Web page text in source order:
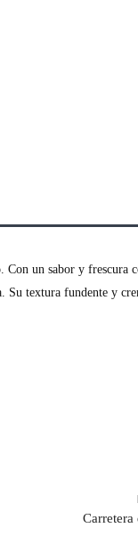
un sabor y frescura
textura fundente y